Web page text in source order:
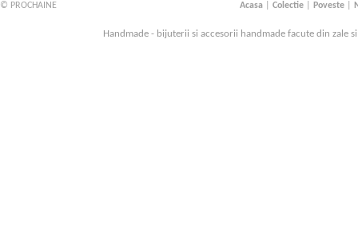
© PROCHAINE Acasa| Colectie| Poveste|
Handmade - bijuterii si accesorii handmade facute din zale